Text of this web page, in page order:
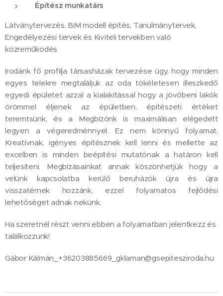
Építész munkatárs
Látványtervezés, BIM modell építés, Tanulmánytervek,
Engedélyezési tervek és Kiviteli tervekben való
közreműködés
Irodánk fő profilja társasházak tervezése úgy, hogy minden
egyes telekre megtaláljuk az oda tökéletesen illeszkedő
egyedi épületet azzal a kialakítással hogy a jövőbeni lakók
örömmel éljenek az épületben, építészeti értéket
teremtsünk, és a Megbízónk is maximálisan elégedett
legyen a végeredménnyel. Ez nem könnyű folyamat.
Kreatívnak, igényes építésznek kell lenni és mellette az
excelben is minden beépítési mutatónak a határon kell
teljesíteni. Megbízásainkat annak köszönhetjük hogy a
velünk kapcsolatba kerülő beruházók újra és újra
visszatérnek hozzánk, ezzel folyamatos fejlődési
lehetőséget adnak nekünk.
Ha szeretnél részt venni ebben a folyamatban jelentkezz és
találkozzunk!
Gábor Kálmán_+36203885669_gklaman@gsepitesziroda.hu